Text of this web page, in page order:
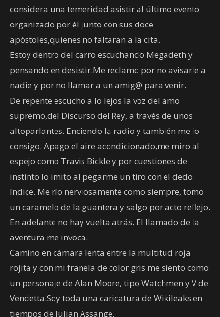
considera una temeridad asistir al último evento
organizado por él junto con sus doce
apóstoles,quienes no faltaran a la cita.
Estoy dentro del carro escuchando Megadeth y
pensando en desistir.Me reclamo por no avisarle a
nadie y por no llamar a un amig@ para venir.
De repente escucho a lo lejos la voz del amo
supremo,del Discurso del Rey, a través de unos
altoparlantes. Enciendo la radio y también me lo
consigo. Apago el aire acondicionado,me miro al
espejo como Travis Bickle y por cuestiones de
instinto lo imito al pegarme un tiro con el dedo
índice. Me río nerviosamente como siempre, tomo
un caramelo de la guantera y salgo por acto reflejo.
En adelante no hay vuelta atrás. El llamado de la
aventura me invoca.
Camino en cámara lenta entre la multitud roja
rojita y con mi franela de color gris me siento como
un personaje de Alan Moore, tipo Watchmen y V de
Vendetta.Soy toda una caricatura de Wikileaks en
tiempos de Julian Assange.